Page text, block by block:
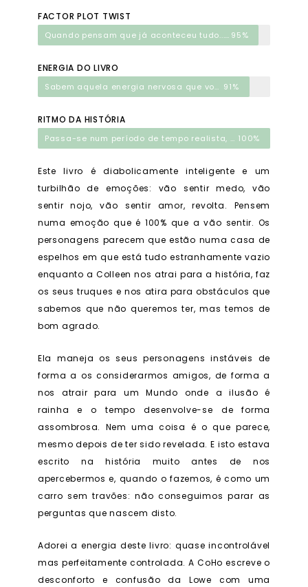
FACTOR PLOT TWIST
Quando pensam que já aconteceu tudo... bum! 95%
ENERGIA DO LIVRO
Sabem aquela energia nervosa que vos faz querer continuar a ler mas é mau para a vossa sanidade? 91%
RITMO DA HISTÓRIA
Passa-se num período de tempo realista, sem momentos aborrecidos 100%
Este livro é diabolicamente inteligente e um
turbilhão de emoções: vão sentir medo, vão
sentir nojo, vão sentir amor, revolta. Pensem
numa emoção que é 100% que a vão sentir. Os
personagens parecem que estão numa casa de
espelhos em que está tudo estranhamente vazio
enquanto a Colleen nos atrai para a história, faz
os seus truques e nos atira para obstáculos que
sabemos que não queremos ter, mas temos de
bom agrado.
Ela maneja os seus personagens instáveis de
forma a os considerarmos amigos, de forma a
nos atrair para um Mundo onde a ilusão é
rainha e o tempo desenvolve-se de forma
assombrosa. Nem uma coisa é o que parece,
mesmo depois de ter sido revelada. E isto estava
escrito na história muito antes de nos
apercebermos e, quando o fazemos, é como um
carro sem travões: não conseguimos parar as
perguntas que nascem disto.
Adorei a energia deste livro: quase incontrolável
mas perfeitamente controlada. A CoHo escreve o
desconforto e confusão da Lowe com uma